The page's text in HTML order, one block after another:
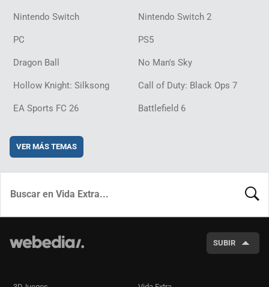
Nintendo Switch Nintendo Switch 2
PC PS5
Dragon Ball No Man's Sky
Hollow Knight: Silksong Call of Duty: Black Ops 7
EA Sports FC 26 Battlefield 6
VER MÁS TEMAS
SUBIR